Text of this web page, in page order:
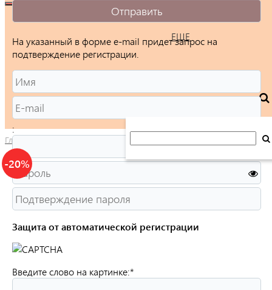
ЕЩЕ
Главная /
-20%
На указанный в форме e-mail придет запрос на
подтверждение регистрации.
:
Защита от автоматической регистрации
Введите слово на картинке:*